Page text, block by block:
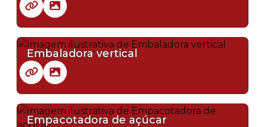
Embaladora vertical
Empacotadora de açúcar